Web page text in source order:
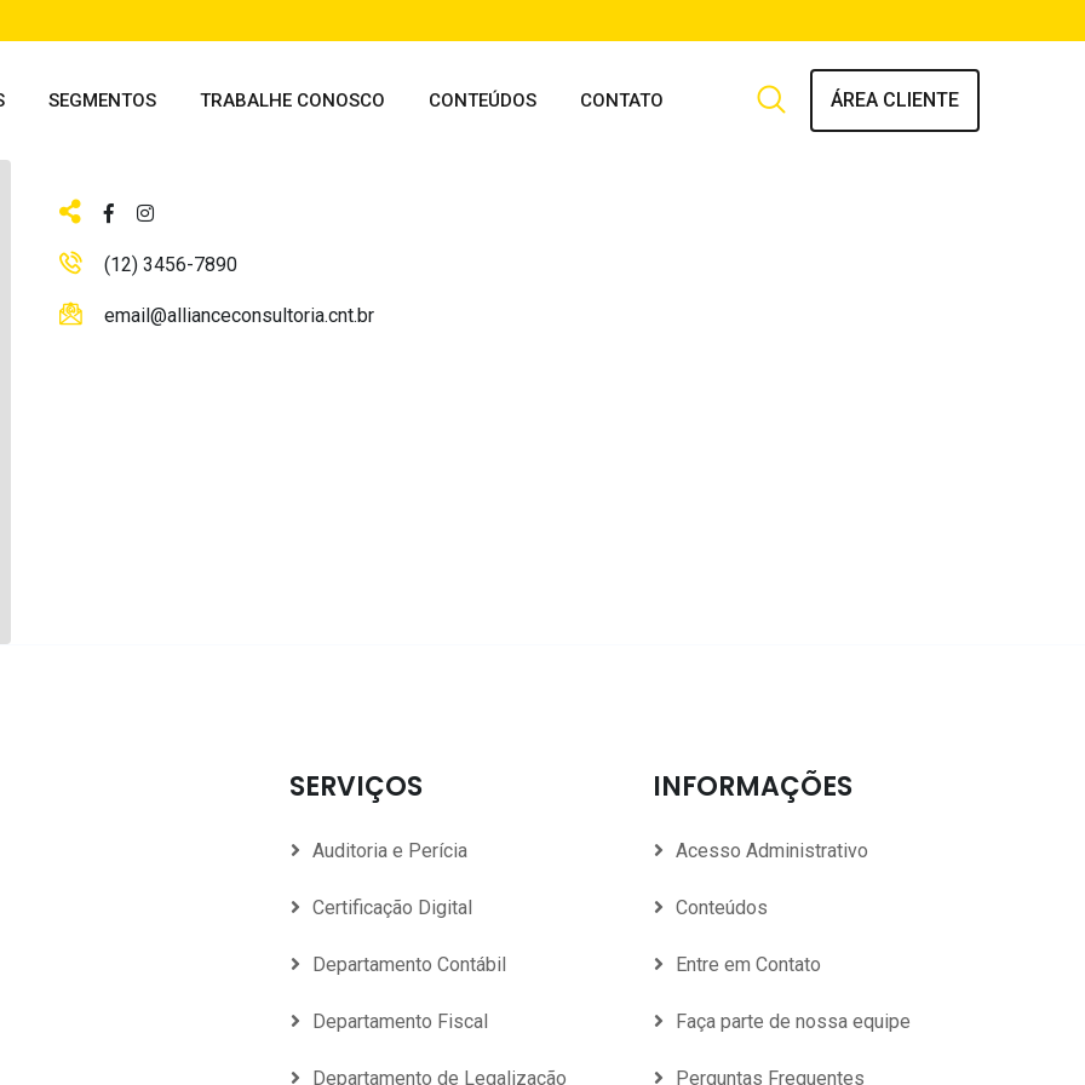
SEGMENTOS TRABALHE CONOSCO CONTEÚDOS CONTATO ÁREA CLIENTE
(12) 3456-7890
email@allianceconsultoria.cnt.br
SERVIÇOS
Auditoria e Perícia
Certificação Digital
Departamento Contábil
Departamento Fiscal
Departamento de Legalização
INFORMAÇÕES
Acesso Administrativo
Conteúdos
Entre em Contato
Faça parte de nossa equipe
Perguntas Frequentes